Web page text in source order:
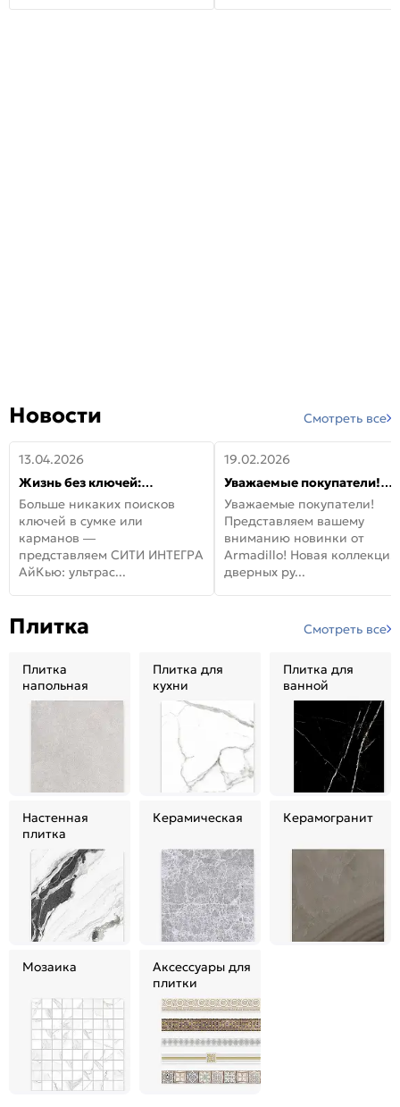
Новости Смотреть все
13.04.2026
Жизнь без ключей:
встречайте новую дверь
СИТИ ИНТЕГРА АйКью!
Больше никаких поисков
ключей в сумке или
карманов —
представляем СИТИ ИНТЕГРА
АйКью: ультрас...
19.02.2026
Уважаемые покупатели!
Представляем вашему
вниманию новинки от
Armadillo!
Уважаемые покупатели!
Представляем вашему
вниманию новинки от
Armadillo! Новая коллекция
дверных ру...
Плитка Смотреть все
Плитка
напольная
Плитка для
кухни
Плитка для
ванной
Настенная
плитка
Керамическая Керамогранит
Мозаика
Аксессуары для
плитки